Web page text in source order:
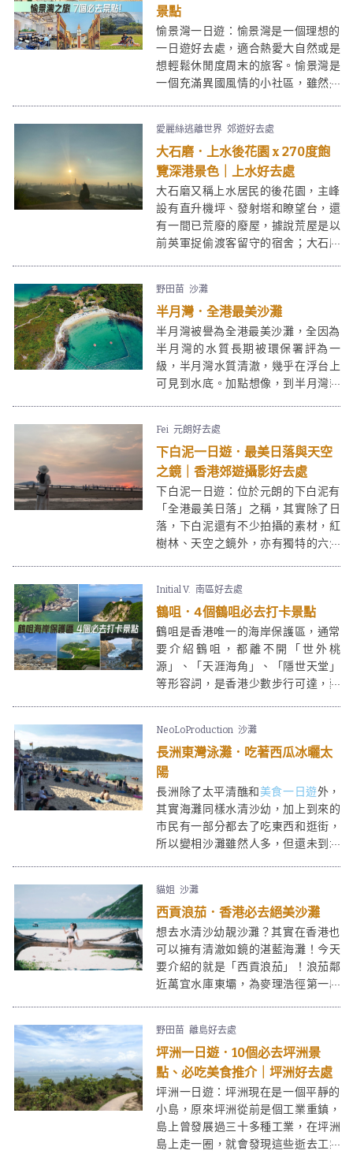
景點
愉景灣一日遊：愉景灣是一個理想的
一日遊好去處，適合熱愛大自然或是
想輕鬆休閒度周末的旅客。愉景灣是
一個充滿異國風情的小社區，雖然是
攀山涉水，卻有山有水有靚景有多國
美食。在廣闊的愉景灣廣場不時也會
舉辦愉景灣市集，熱鬧非常。愉景灣
一日遊更不少得美麗的大白灣沙灘。
情侶來愉景灣一日遊是浪漫的，一家
人來是溫馨的，朋友來是多姿多采
的。以下介紹7個愉景灣一日遊必去景
愛麗絲逃離世界 郊遊好去處
大石磨．上水後花園 x 270度飽
覽深港景色｜上水好去處
大石磨又稱上水居民的後花園，主峰
設有直升機坪、發射塔和瞭望台，還
有一間已荒廢的廢屋，據說荒屋是以
前英軍捉偷渡客留守的宿舍；大石磨
30分鐘便能到達，大石磨同時是拍攝
日落和夜景的好去處。
野田苗 沙灘
半月灣．全港最美沙灘
半月灣被譽為全港最美沙灘，全因為
半月灣的水質長期被環保署評為一
級，半月灣水質清澈，幾乎在浮台上
可見到水底。加點想像，到半月灣就
Fei 元朗好去處
下白泥一日遊．最美日落與天空
之鏡｜香港郊遊攝影好去處
下白泥一日遊：位於元朗的下白泥有
「全港最美日落」之稱，其實除了日
落，下白泥還有不少拍攝的素材，紅
樹林、天空之鏡外，亦有獨特的六角
拍日落的熱選景點。而在下白泥旁邊
的鴨仔坑士多，裝修也是心思十足，
在這裏渡過一個黃昏絕對是「目不瑕
給」！
Initial V. 南區好去處
鶴咀．4個鶴咀必去打卡景點
鶴咀是香港唯一的海岸保護區，通常
要介紹鶴咀，都離不開「世外桃
源」、「天涯海角」、「隱世天堂」
等形容詞，是香港少數步行可達，難
端，走到崖上的史前燈塔，經過神秘
研究所，最後是一幕幕由大海、洞
穴、巨石演出的「鶴咀大自然交響
樂」... 鶴咀之旅，適合喜歡尋幽探秘
的你。
NeoLoProduction 沙灘
長洲東灣泳灘．吃著西瓜冰曬太
陽
長洲除了太平清醮和美食一日遊外，
其實海灘同樣水清沙幼，加上到來的
市民有一部分都去了吃東西和逛街，
所以變相沙灘雖然人多，但還未到水
去買條透心涼的西瓜冰，然後到東灣
泳灘享受陽光與海灘吧！
貓姐 沙灘
西貢浪茄．香港必去絕美沙灘
想去水清沙幼靚沙灘？其實在香港也
可以擁有清澈如鏡的湛藍海灘！今天
要介紹的就是「西貢浪茄」！浪茄鄰
近萬宜水庫東壩，為麥理浩徑第一段
可以露營的。
野田苗 離島好去處
坪洲一日遊．10個必去坪洲景
點、必吃美食推介｜坪洲好去處
坪洲一日遊：坪洲現在是一個平靜的
小島，原來坪洲從前是個工業重鎮，
島上曾發展過三十多種工業，在坪洲
島上走一圈，就會發現這些逝去工業